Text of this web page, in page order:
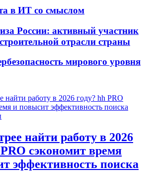
в ИТ со смыслом
России: активный участник
отрасли страны
мирового уровня
найти работу в 2026
PRO сэкономит время
эффективность поиска